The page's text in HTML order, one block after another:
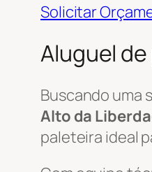
Solicitar
Aluguel
Buscando uma
Alto da
paleteira ideal